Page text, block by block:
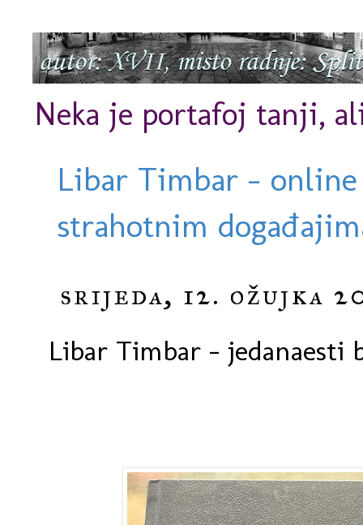
Neka je portafoj tanji,
Libar Timbar -
strahotnim
srijeda, 12. ožujka
Libar Timbar - jedanaesti